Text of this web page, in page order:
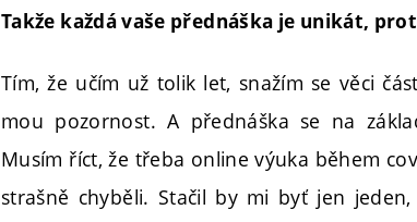
Takže každá vaše přednáška je unikát,
Tím, že učím už tolik let, snažím se věci
mou pozornost. A přednáška se na
Musím říct, že třeba online výuka během
strašně chyběli. Stačil by mi byť jen